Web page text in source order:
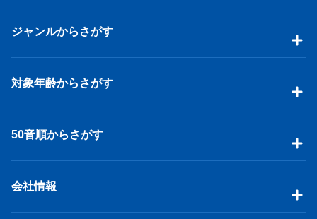
ジャンルからさがす
対象年齢からさがす
50音順からさがす
会社情報